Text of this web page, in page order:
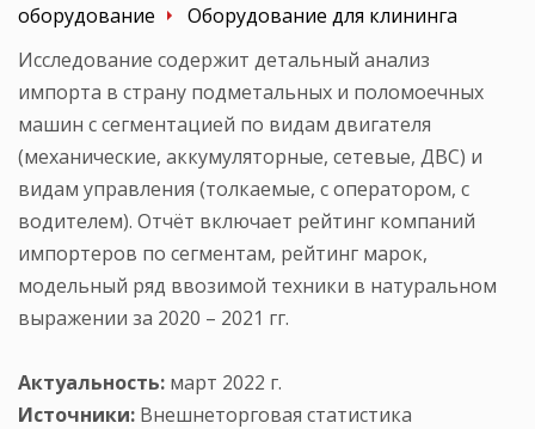
оборудование
Оборудование для клининга
Исследование содержит детальный анализ
импорта в страну подметальных и поломоечных
машин с сегментацией по видам двигателя
(механические, аккумуляторные, сетевые, ДВС) и
видам управления (толкаемые, с оператором, с
водителем). Отчёт включает рейтинг компаний
импортеров по сегментам, рейтинг марок,
модельный ряд ввозимой техники в натуральном
выражении за 2020 – 2021 гг.
Актуальность: март 2022 г.
Источники: Внешнеторговая статистика